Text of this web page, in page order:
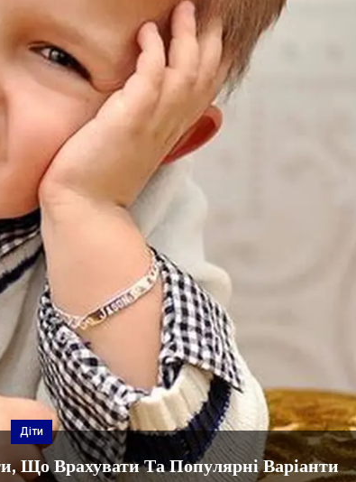
Діти
Що Врахувати Та Популярні Варіанти